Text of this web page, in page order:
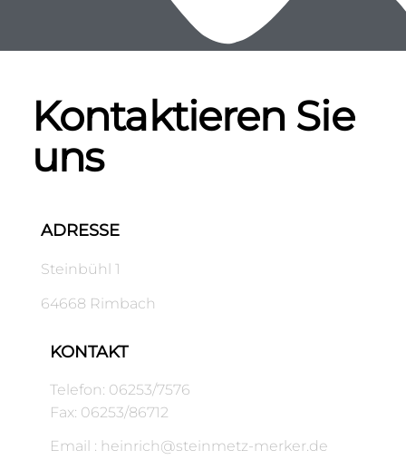
Kontaktieren Sie
uns
ADRESSE
Steinbühl 1
64668 Rimbach
KONTAKT
Telefon: 06253/7576
Fax: 06253/86712
Email : heinrich@steinmetz-merker.de